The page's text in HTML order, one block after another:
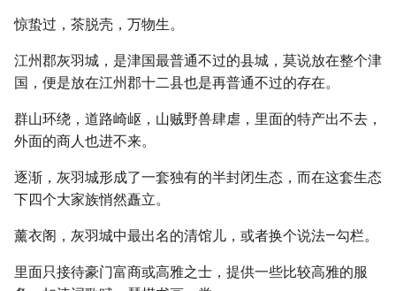
惊蛰过，茶脱壳，万物生。
江州郡灰羽城，是津国最普通不过的县城，莫说放在整个津
国，便是放在江州郡十二县也是再普通不过的存在。
群山环绕，道路崎岖，山贼野兽肆虐，里面的特产出不去，
外面的商人也进不来。
逐渐，灰羽城形成了一套独有的半封闭生态，而在这套生态
下四个大家族悄然矗立。
薰衣阁，灰羽城中最出名的清馆儿，或者换个说法—勾栏。
里面只接待豪门富商或高雅之士，提供一些比较高雅的服